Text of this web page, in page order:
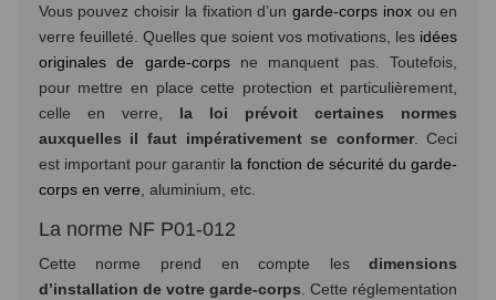
Vous pouvez choisir la fixation d’ungarde-corps inoxou en
verre feuilleté. Quelles que soient vos motivations, les idées
originales de garde-corpsne manquent pas. Toutefois,
pour mettre en place cette protection et particulièrement,
celle en verre, la loi prévoit certaines normes
auxquelles il faut impérativement se conformer. Ceci
est important pour garantir la fonction de sécurité du garde-
corps en verre , aluminium, etc.
La norme NF P01-012
Cette norme prend en compte lesdimensions
d’installation de votre garde-corps . Cette réglementation